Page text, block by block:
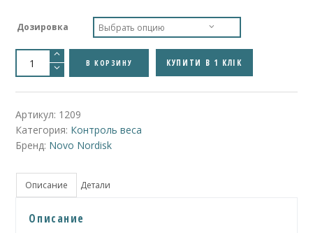
Дозировка
Количество
товара
Ozempic
Ручка
Ручка
Оземпік
0.25мг
\
0.5мг
1мг
В КОРЗИНУ КУПИТИ В 1 КЛІК
Артикул: 1209
Категория: Контроль веса
Бренд: Novo Nordisk
Описание Детали
Описание